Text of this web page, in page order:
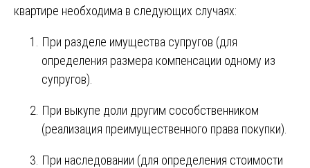
квартире необходима в следующих случаях:
При разделе имущества супругов (для
определения размера компенсации одному из
супругов).
При выкупе доли другим сособственником
(реализация преимущественного права покупки).
При наследовании (для определения стоимости